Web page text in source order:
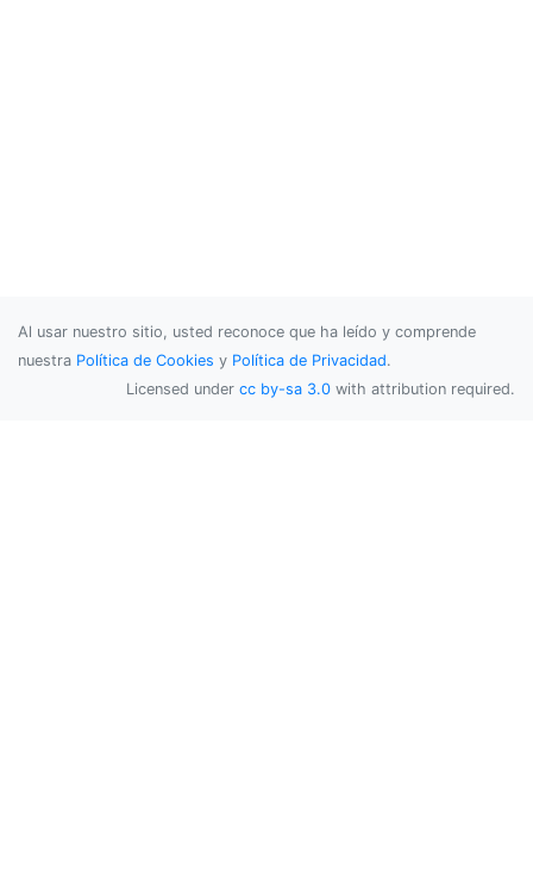
Al usar nuestro sitio, usted reconoce que ha leído y comprende
nuestra Política de Cookies y Política de Privacidad.
Licensed under cc by-sa 3.0 with attribution required.